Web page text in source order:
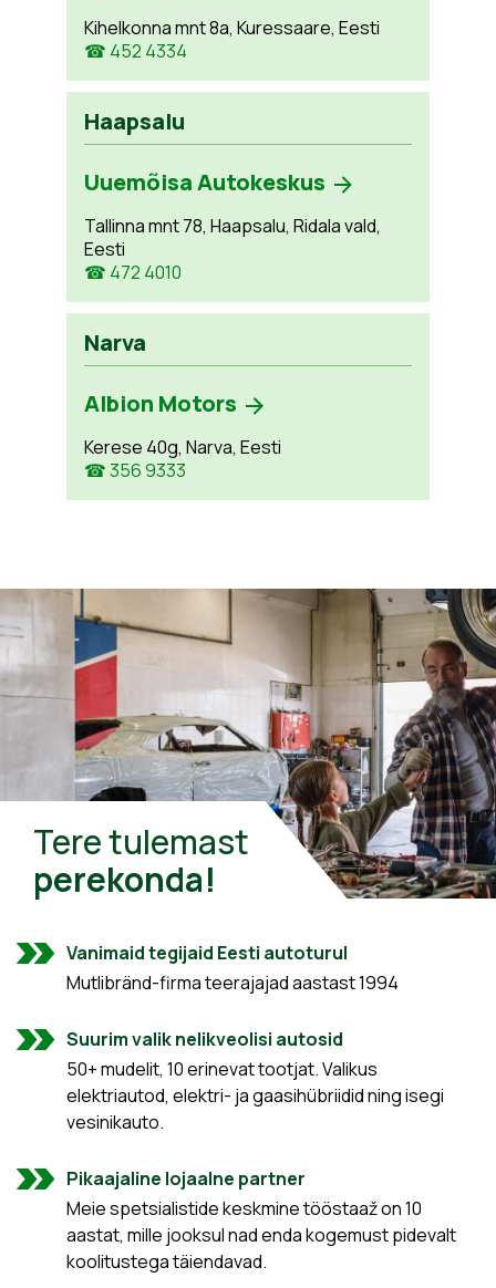
Kihelkonna mnt 8a, Kuressaare, Eesti
☎ 452 4334
Haapsalu
Uuemõisa Autokeskus
Tallinna mnt 78, Haapsalu, Ridala vald,
Eesti
☎ 472 4010
Narva
Albion Motors
Kerese 40g, Narva, Eesti
☎ 356 9333
Tere tulemast
perekonda!
Vanimaid tegijaid Eesti autoturul
Mutlibränd-firma teerajajad aastast 1994
Suurim valik nelikveolisi autosid
50+ mudelit, 10 erinevat tootjat. Valikus
elektriautod, elektri- ja gaasihübriidid ning isegi
vesinikauto.
Pikaajaline lojaalne partner
Meie spetsialistide keskmine tööstaaž on 10
aastat, mille jooksul nad enda kogemust pidevalt
koolitustega täiendavad.